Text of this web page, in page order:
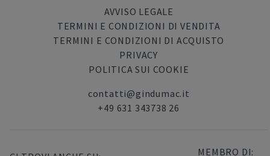
AVVISO LEGALE
TERMINI E CONDIZIONI DI VENDITA
TERMINI E CONDIZIONI DI ACQUISTO
PRIVACY
POLITICA SUI COOKIE
contatti@gindumac.it
+49 631 343738 26
MEMBRO DI: